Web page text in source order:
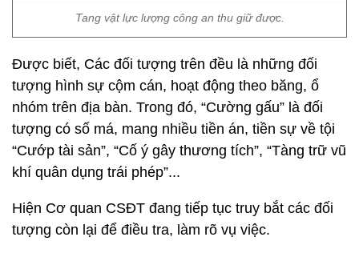
Tang vật lực lượng công an thu giữ được.
Được biết, Các đối tượng trên đều là những đối
tượng hình sự cộm cán, hoạt động theo băng, ổ
nhóm trên địa bàn. Trong đó, “Cường gấu” là đối
tượng có số má, mang nhiều tiền án, tiền sự về tội
“Cướp tài sản”, “Cố ý gây thương tích”, “Tàng trữ vũ
khí quân dụng trái phép”...
Hiện Cơ quan CSĐT đang tiếp tục truy bắt các đối
tượng còn lại để điều tra, làm rõ vụ việc.